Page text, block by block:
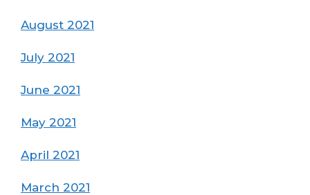
August 2021
July 2021
June 2021
May 2021
April 2021
March 2021